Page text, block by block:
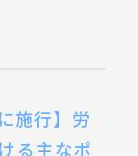
施行】労
る主なポ